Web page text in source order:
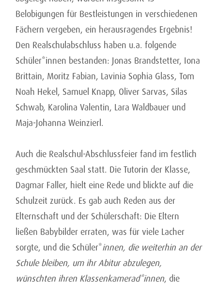
Belobigungen für Bestleistungen in verschiedenen
Fächern vergeben, ein herausragendes Ergebnis!
Den Realschulabschluss haben u.a. folgende
Schüler*innen bestanden: Jonas Brandstetter, Iona
Brittain, Moritz Fabian, Lavinia Sophia Glass, Tom
Noah Hekel, Samuel Knapp, Oliver Sarvas, Silas
Schwab, Karolina Valentin, Lara Waldbauer und
Maja-Johanna Weinzierl.
Auch die Realschul-Abschlussfeier fand im festlich
geschmückten Saal statt. Die Tutorin der Klasse,
Dagmar Faller, hielt eine Rede und blickte auf die
Schulzeit zurück. Es gab auch Reden aus der
Elternschaft und der Schülerschaft: Die Eltern
ließen Babybilder erraten, was für viele Lacher
sorgte, und die Schüler*innen, die weiterhin an der
Schule bleiben, um ihr Abitur abzulegen,
wünschten ihren Klassenkamerad*innen, die